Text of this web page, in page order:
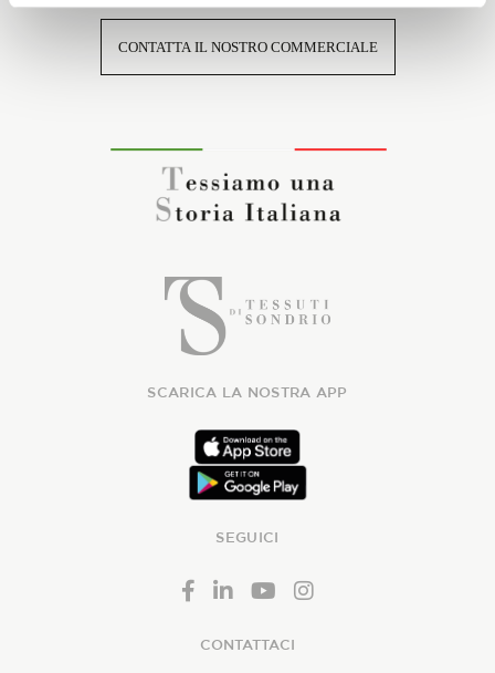
CONTATTA IL NOSTRO COMMERCIALE
SCARICA LA NOSTRA APP
SEGUICI
CONTATTACI